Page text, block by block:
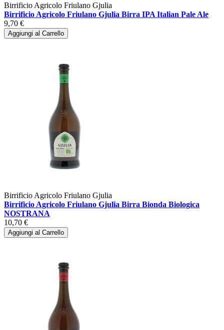
Birrificio Agricolo Friulano Gjulia
Birrificio Agricolo Friulano Gjulia Birra IPA Italian Pale Ale
9,70 €
Aggiungi al Carrello
Birrificio Agricolo Friulano Gjulia
Birrificio Agricolo Friulano Gjulia Birra Bionda Biologica
NOSTRANA
10,70 €
Aggiungi al Carrello